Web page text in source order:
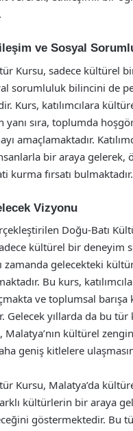
ve Sosyal
Kursu, sadece kültürel
sorumluluk bilincini de
Kurs, katılımcılara
yanı sıra, toplumda
amaçlamaktadır.
bir araya gelerek,
kurma fırsatı bulmaktadır.
Vizyonu
Doğu-Batı
kültürel bir deneyim
zamanda gelecekteki
Bu kurs,
ve toplumsal barışa
Gelecek yıllarda da bu tür
Malatya’nın kültürel
geniş kitlelere
Kursu, Malatya’da
kültürlerin bir araya
göstermektedir. Bu